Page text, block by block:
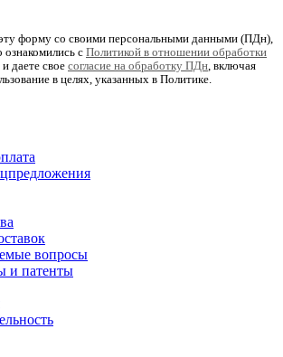
форму со своими персональными данными (ПДн),
с Политикой в отношении обработки
и даете свое согласие на обработку ПДн , включая
в целях, указанных в Политике.
вопросы
и патенты